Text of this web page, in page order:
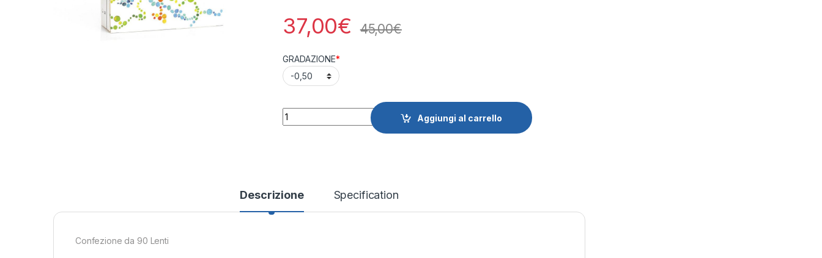
37,00€ 45,00€
GRADAZIONE*
Quantity
Aggiungi al carrello
Descrizione Specification
Confezione da 90 Lenti